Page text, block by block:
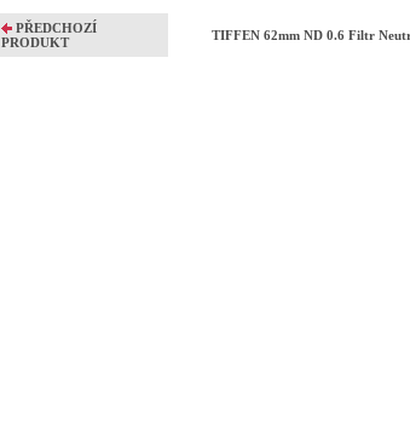
PŘEDCHOZÍ
PRODUKT
TIFFEN 62mm ND 0.6 Filtr